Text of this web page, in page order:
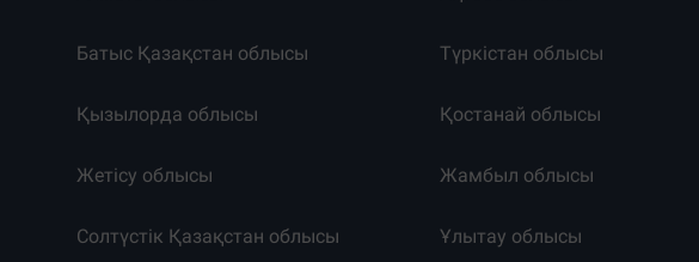
Батыс Қазақстан облысы Түркістан облысы
Қызылорда облысы Қостанай облысы
Жетісу облысы Жамбыл облысы
Солтүстік Қазақстан облысы Ұлытау облысы